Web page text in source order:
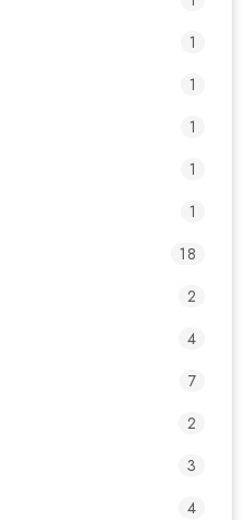
1
1
1
1
1
18
2
4
7
2
3
4